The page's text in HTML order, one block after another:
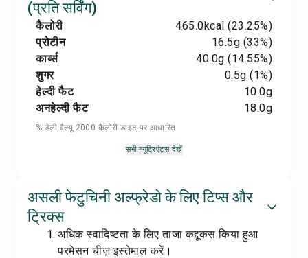
(प्रति सर्विंग)
कैलोरी 465.0kcal (23.25%)
प्रोटीन
16.5g (33%)
कार्ब्स
40.0g (14.55%)
शुगर
0.5g (1%)
हेल्दी फैट
10.0g
अनहेल्दी फैट
18.0g
% डेली वैल्यू 2000 कैलोरी डाइट पर आधारित
सभी न्यूट्रिएंट्स देखें
असली फेटुचिनी अल्फ्रेडो के लिए टिप्स और
ट्रिक्स
अधिक स्वादिष्टता के लिए ताजा कद्दूकस किया हुआ
परमेसन चीज़ इस्तेमाल करें।